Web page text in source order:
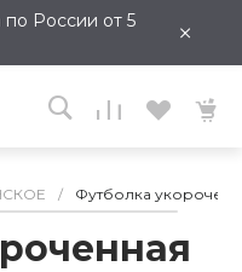
по России от 5
×
/ Футболка